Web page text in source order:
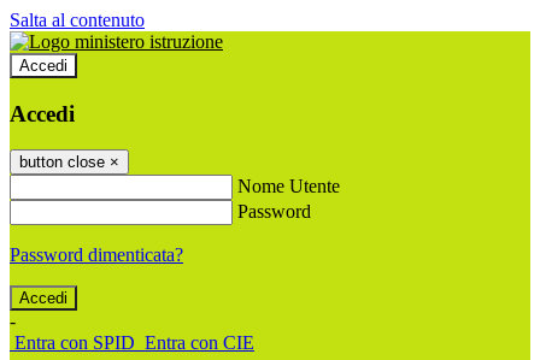
Salta al contenuto
Accedi
Accedi
button close ×
Nome Utente
Password
Password dimenticata?
-
Entra con SPID Entra con CIE